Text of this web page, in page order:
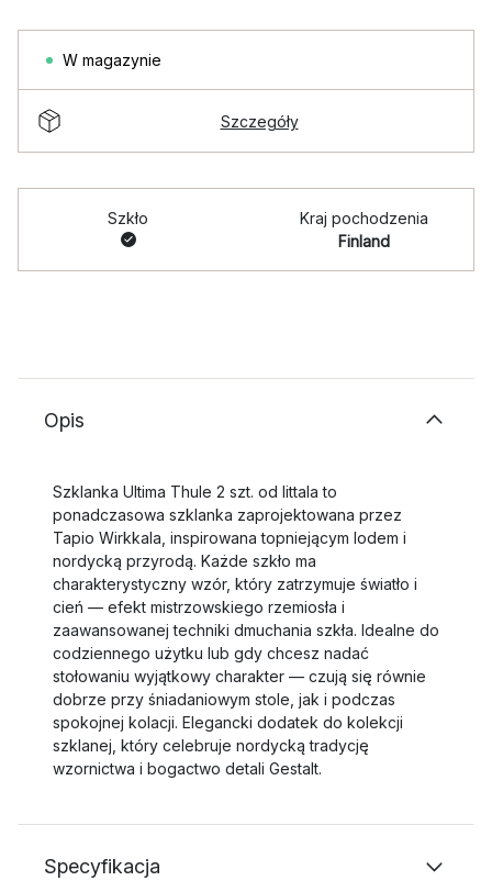
W magazynie
Szczegóły
Szkło
Kraj pochodzenia
Finland
Opis
Szklanka Ultima Thule 2 szt. od Iittala to
ponadczasowa szklanka zaprojektowana przez
Tapio Wirkkala, inspirowana topniejącym lodem i
nordycką przyrodą. Każde szkło ma
charakterystyczny wzór, który zatrzymuje światło i
cień — efekt mistrzowskiego rzemiosła i
zaawansowanej techniki dmuchania szkła. Idealne do
codziennego użytku lub gdy chcesz nadać
stołowaniu wyjątkowy charakter — czują się równie
dobrze przy śniadaniowym stole, jak i podczas
spokojnej kolacji. Elegancki dodatek do kolekcji
szklanej, który celebruje nordycką tradycję
wzornictwa i bogactwo detali Gestalt.
Specyfikacja